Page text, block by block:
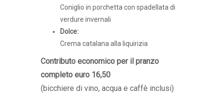
Coniglio in porchetta con spadellata di
verdure invernali
Dolce:
Crema catalana alla liquirizia
Contributo economico per il pranzo
completo euro 16,50
(bicchiere di vino, acqua e caffè inclusi)